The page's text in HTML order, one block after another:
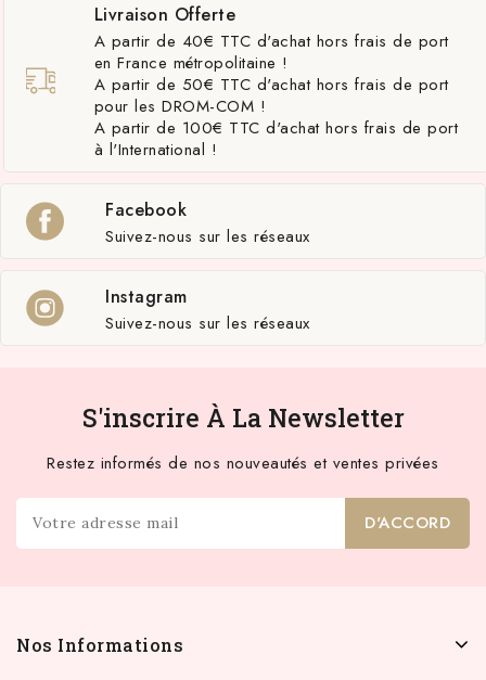
Livraison Offerte
A partir de 40€ TTC d'achat hors frais de port
en France métropolitaine !
A partir de 50€ TTC d'achat hors frais de port
pour les DROM-COM !
A partir de 100€ TTC d'achat hors frais de port
à l'International !
Facebook
Suivez-nous sur les réseaux
Instagram
Suivez-nous sur les réseaux
S'inscrire À La Newsletter
Restez informés de nos nouveautés et ventes privées
Nos Informations